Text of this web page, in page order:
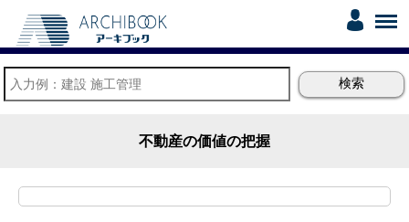
不動産の価値の把握